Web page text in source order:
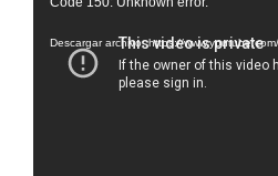
vídeo
Descargar archivo: https://